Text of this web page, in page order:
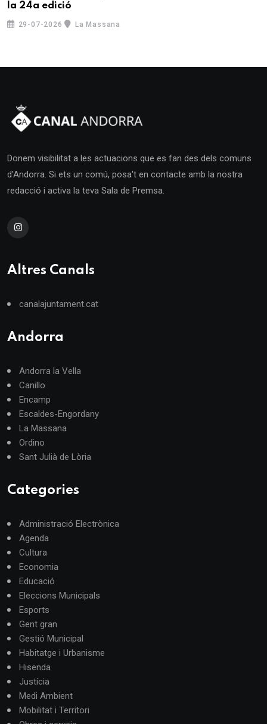
la 24a edició
29-07-2026 La Massana
Donem visibilitat a les actuacions que es fan des dels comuns
d'Andorra. Si ets un comú, posa't en contacte amb la nostra
redacció i activa la teva Sala de Premsa.
Altres Canals
canalajuntament.cat
Andorra
Andorra la Vella
Canillo
Encamp
Escaldes-Engordany
La Massana
Ordino
Sant Julià de Lòria
Categories
Administració Electrònica
Agenda
Cultura
Economia
Educació
Eleccions Municipals
Esports
Gent gran
Gestió Municipal
Habitatge i Urbanisme
Hisenda
Justícia
Medi Ambient
Mobilitat i Territori